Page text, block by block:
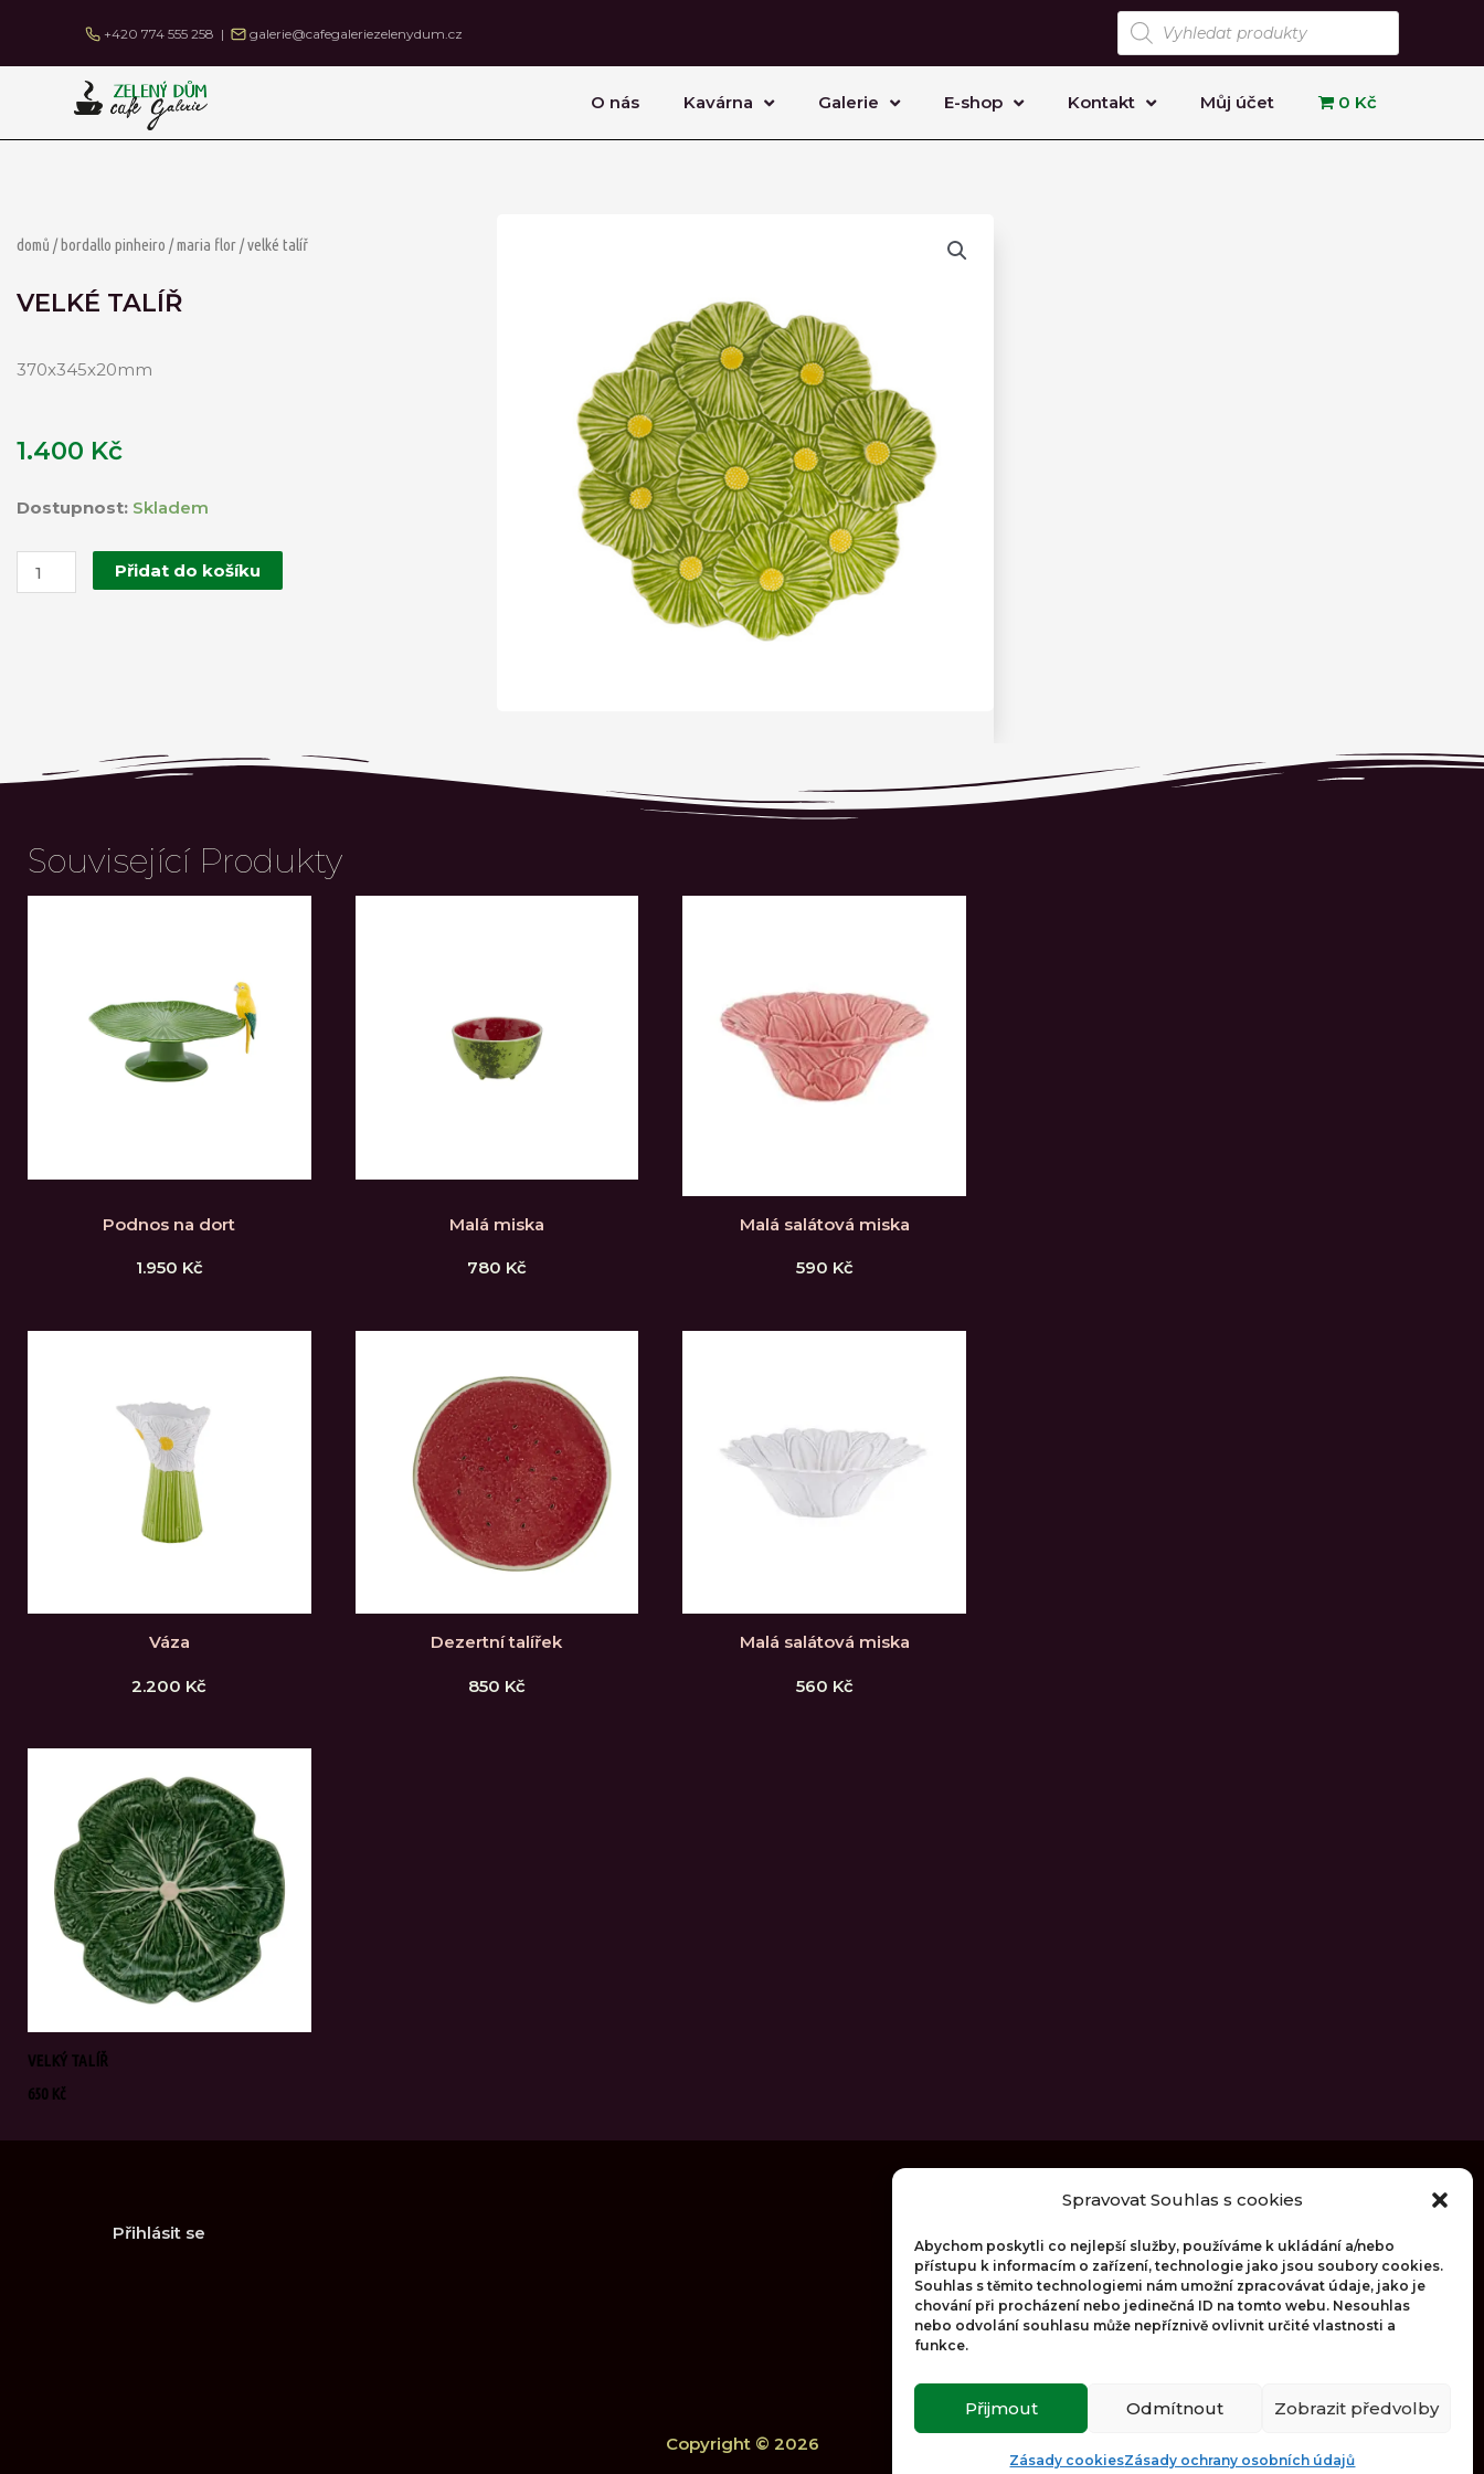
Spravovat Souhlas s cookies
Abychom poskytli co nejlepší služby, používáme k ukládání a/nebo
přístupu k informacím o zařízení, technologie jako jsou soubory cookies.
Souhlas s těmito technologiemi nám umožní zpracovávat údaje, jako je
chování při procházení nebo jedinečná ID na tomto webu. Nesouhlas
nebo odvolání souhlasu může nepříznivě ovlivnit určité vlastnosti a
funkce.
Přijmout Odmítnout Zobrazit předvolby
Zásady cookiesZásady ochrany osobních údajů
obsah
+420 774 555 258 | galerie@cafegaleriezelenydum.cz
Products
search
O nás Kavárna Galerie E-shop Kontakt Můj účet 0 Kč
domů / bordallo pinheiro /maria flor/ velké talíř
VELKÉ TALÍŘ
370x345x20mm
1.400 Kč
Dostupnost: Skladem
Velké
množství
Přidat do košíku
Související Produkty
Podnos na dort
1.950 Kč
Malá miska
780 Kč
Malá salátová miska
590 Kč
Váza
2.200 Kč
Dezertní talířek
850 Kč
Malá salátová miska
560 Kč
VELKÝ TALÍŘ
650 Kč
Přihlásit se
Zásady ochrany osobních údajů
Zásady cookies (EU)
Copyright © 2026